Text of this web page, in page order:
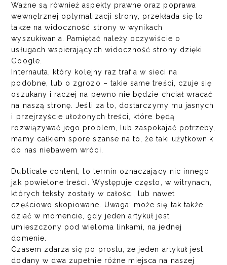
Ważne są również aspekty prawne oraz poprawa
wewnętrznej optymalizacji strony, przekłada się to
także na widoczność strony w wynikach
wyszukiwania. Pamiętać należy oczywiście o
usługach wspierających widoczność strony dzięki
Google.
Internauta, który kolejny raz trafia w sieci na
podobne, lub o zgrozo – takie same treści, czuje się
oszukany i raczej na pewno nie będzie chciał wracać
na naszą stronę. Jeśli za to, dostarczymy mu jasnych
i przejrzyście ułożonych treści, które będą
rozwiązywać jego problem, lub zaspokajać potrzeby,
mamy całkiem spore szanse na to, że taki użytkownik
do nas niebawem wróci.
Dublicate content, to termin oznaczający nic innego
jak powielone treści. Występuje często, w witrynach,
których teksty zostały w całości, lub nawet
częściowo skopiowane. Uwaga: może się tak także
dziać w momencie, gdy jeden artykuł jest
umieszczony pod wieloma linkami, na jednej
domenie.
Czasem zdarza się po prostu, że jeden artykuł jest
dodany w dwa zupełnie różne miejsca na naszej